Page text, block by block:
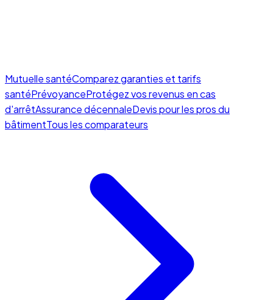
Mutuelle santéComparez garanties et tarifs
santéPrévoyanceProtégez vos revenus en cas
d'arrêtAssurance décennaleDevis pour les pros du
bâtimentTous les comparateurs